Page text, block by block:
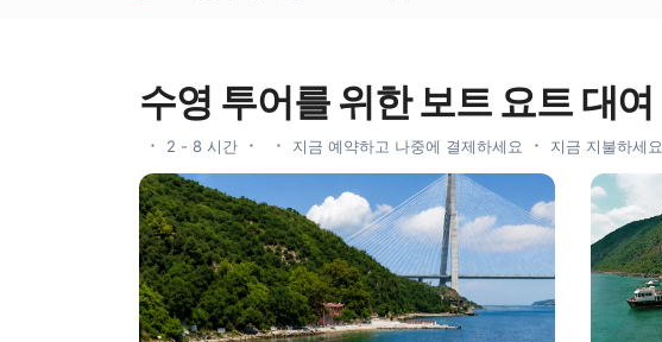
수영 투어를 위한 보트 요트 대여
2 - 8 시간 지금 예약하고 나중에 결제하세요 지금 지불하세요